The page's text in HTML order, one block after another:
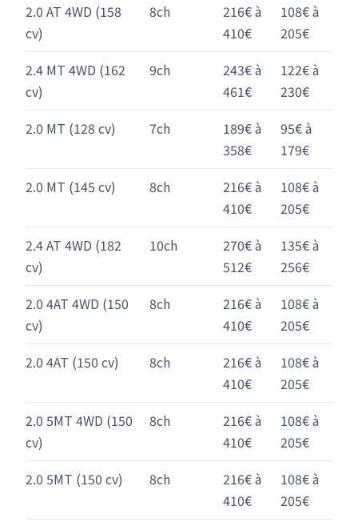
2.0 AT 4WD (158
cv)
8ch
216€ à
410€
108€ à
205€
2.4 MT 4WD (162
cv)
9ch
243€ à
461€
122€ à
230€
2.0 MT (128 cv)
7ch
189€ à
358€
95€ à
179€
2.0 MT (145 cv)
8ch
216€ à
410€
108€ à
205€
2.4 AT 4WD (182
cv)
10ch
270€ à
512€
135€ à
256€
2.0 4AT 4WD (150
cv)
8ch
216€ à
410€
108€ à
205€
2.0 4AT (150 cv)
8ch
216€ à
410€
108€ à
205€
2.0 5MT 4WD (150
cv)
8ch
216€ à
410€
108€ à
205€
2.0 5MT (150 cv)
8ch
216€ à
410€
108€ à
205€